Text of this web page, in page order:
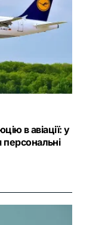
в авіації: у
персональні